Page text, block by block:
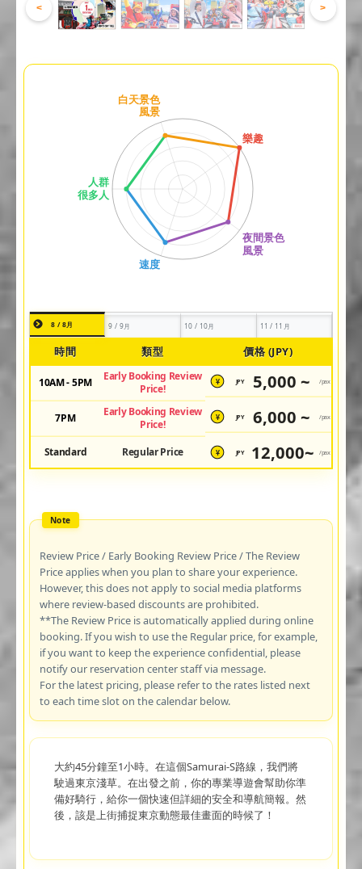
< >
8 / 8月 9 / 9月 10 / 10月 11 / 11月
時間 類型 價格 (JPY)
10AM - 5PM
Early Booking Review
Price!
¥ JPY 5,000 ~ /pax
7PM
Early Booking Review
Price!
¥ JPY 6,000 ~ /pax
Standard Regular Price ¥ JPY 12,000~ /pax
Review Price / Early Booking Review Price / The Review
Price applies when you plan to share your experience.
However, this does not apply to social media platforms
where review-based discounts are prohibited.
**The Review Price is automatically applied during online
booking. If you wish to use the Regular price, for example,
if you want to keep the experience confidential, please
notify our reservation center staff via message.
For the latest pricing, please refer to the rates listed next
to each time slot on the calendar below.
大約45分鐘至1小時。在這個Samurai-S路線，我們將
駛過東京淺草。在出發之前，你的專業導遊會幫助你準
備好騎行，給你一個快速但詳細的安全和導航簡報。然
後，該是上街捕捉東京動態最佳畫面的時候了！